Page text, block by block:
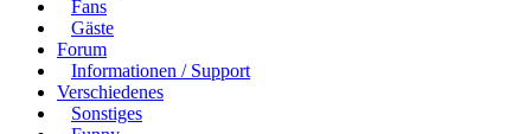
Fans
Gäste
Forum
Informationen / Support
Verschiedenes
Sonstiges